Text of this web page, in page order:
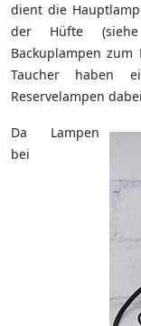
dient die
der Hüfte
Backuplampen zum
Taucher haben
Reservelampen
Da Lampen
bei